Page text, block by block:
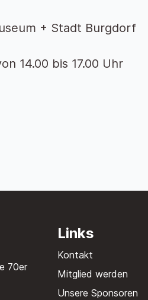
+ Stadt Burgdorf
14.00 bis 17.00 Uhr
70er
Links
Kontakt
Mitglied werden
Unsere Sponsoren